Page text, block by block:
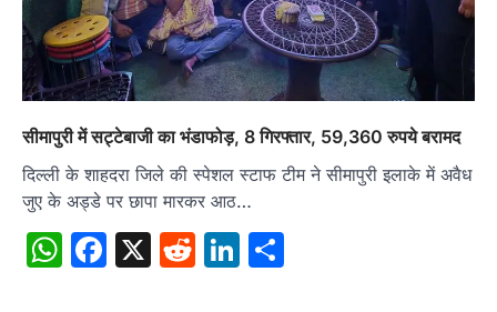
सीमापुरी में सट्टेबाजी का भंडाफोड़, 8 गिरफ्तार, 59,360 रुपये बरामद
दिल्ली के शाहदरा जिले की स्पेशल स्टाफ टीम ने सीमापुरी इलाके में अवैध
जुए के अड्डे पर छापा मारकर आठ…
WhatsApp
Facebook
X RedditLinkedIn